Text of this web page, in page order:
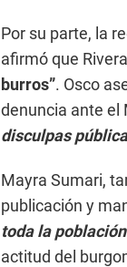
Por su parte, la
afirmó que Rivera
burros”. Osco
denuncia ante el
disculpas
Mayra Sumari,
publicación y
toda la
actitud del